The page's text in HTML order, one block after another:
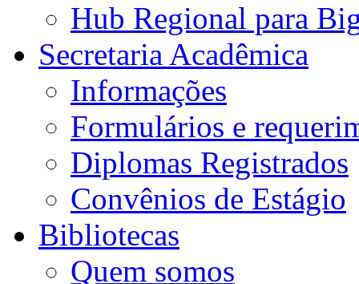
Hub Regional para
Secretaria Acadêmica
Informações
Formulários e
Diplomas Registrados
Convênios de Estágio
Bibliotecas
Quem somos